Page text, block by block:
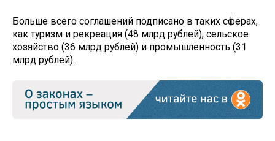
Больше всего соглашений подписано в таких сферах,
как туризм и рекреация (48 млрд рублей), сельское
хозяйство (36 млрд рублей) и промышленность (31
млрд рублей).